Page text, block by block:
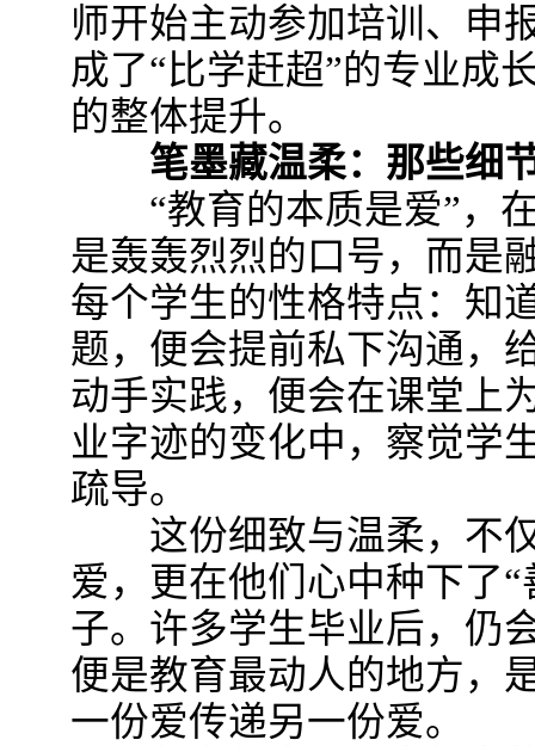
师开始主动参加培训、申
成了“比学赶超”的专业成
的整体提升。​
笔墨藏温柔：那些细
“教育的本质是爱”，在
是轰轰烈烈的口号，而是
每个学生的性格特点：知
题，便会提前私下沟通，
动手实践，便会在课堂上
业字迹的变化中，察觉学
疏导。
这份细致与温柔，不仅
爱，更在他们心中种下了“
子。许多学生毕业后，仍
便是教育最动人的地方，
一份爱传递另一份爱。​